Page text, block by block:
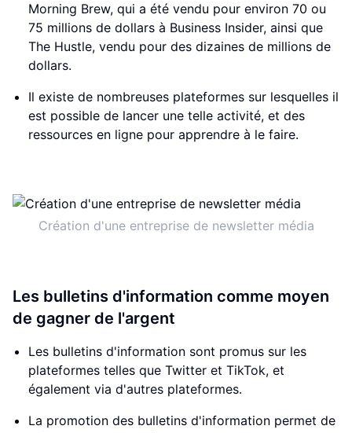
Morning Brew, qui a été vendu pour environ 70 ou
75 millions de dollars à Business Insider, ainsi que
The Hustle, vendu pour des dizaines de millions de
dollars.
Il existe de nombreuses plateformes sur lesquelles il
est possible de lancer une telle activité, et des
ressources en ligne pour apprendre à le faire.
Création d'une entreprise de newsletter média
Les bulletins d'information comme moyen
de gagner de l'argent
Les bulletins d'information sont promus sur les
plateformes telles que Twitter et TikTok, et
également via d'autres plateformes.
La promotion des bulletins d'information permet de